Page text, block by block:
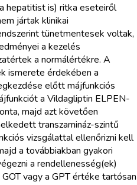
hepatitist is) ritka eseteiről
jártak klinikai
tünetmentesek voltak,
a kezelés
a normálértékre. A
ismerete érdekében a
előtt májfunkciós
a Vildagliptin ELPEN-
majd azt követően
transzamináz-szintű
vizsgálattal ellenőrizni kell
a továbbiakban gyakori
a rendellenesség(ek)
vagy a GPT értéke tartósan